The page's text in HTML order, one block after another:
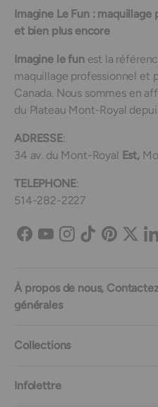
Imagine Le Fun :
et bien plus encore
Imagine le funest la
maquillage professionnel et
Canada. Nous sommes en
du Plateau Mont-Royal
ADRESSE:
34 av. du Mont-Royal Est,
TELEPHONE:
514-282-2227
Facebook
YouTubeInstagram
TikTokPinterest
À propos de nous,
générales
Collections
Infolettre